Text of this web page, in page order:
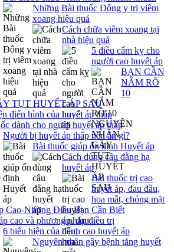
Những Bài thuốc Đông y trị viêm
xoang hiệu quả
Cách chữa viêm xoang tại
nhà hiệu quả
5 điều cấm kỵ cho
người cao huyết áp
BẠN CẦN
NẮM RÕ
10
TỤT HUYẾT ÁP SAU
điển hình của huyết áp thấp
dành cho người huyết áp thấp
Người bị huyết áp thấp nên ăn gì?
Bài thuốc giúp ổn định Huyết áp
Cách dùng câu đằng hạ
huyết áp
Bài thuốc trị cao
huyết áp, đau đầu,
hoa mắt, chóng mặt
Cao-Những Điều Bạn Cần Biết
cao và phương pháp điều trị
6 biểu hiện của bệnh cao huyết áp
Nguyên nhân gây bệnh tăng huyết